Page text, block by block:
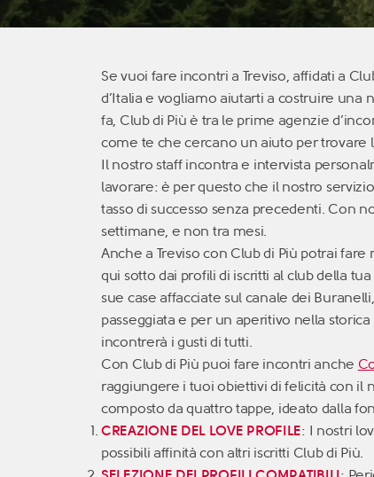
Se vuoi fare incontri a Treviso, affidati a
d’Italia e vogliamo aiutarti a costruire una
fa, Club di Più è tra le prime agenzie
come te che cercano un aiuto per trovare
Il nostro staff incontra e intervista
lavorare: è per questo che il nostro
tasso di successo senza precedenti. Con
settimane, e non tra mesi.
Anche a Treviso con Club di Più potrai
qui sotto dai profili di iscritti al club della
sue case affacciate sul canale dei
passeggiata e per un aperitivo nella
incontrerà i gusti di tutti.
Con Club di Più puoi fare incontri anche
raggiungere i tuoi obiettivi di felicità con il
composto da quattro tappe, ideato dalla
CREAZIONE DEL LOVE PROFILE: I nostri
possibili affinità con altri iscritti Club di Più.